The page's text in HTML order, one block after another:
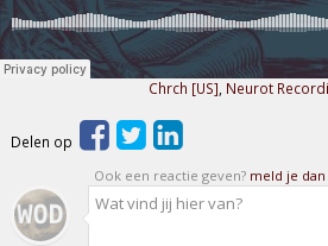
Chrch [US] Neurot
Delen op
Ook een reactie geven? meld je dan